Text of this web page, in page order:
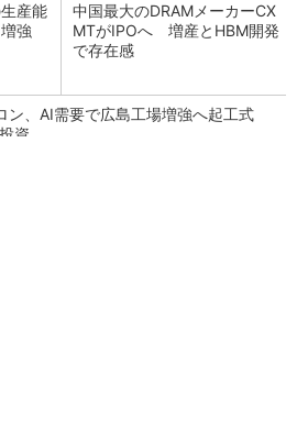
産能
強
中国最大のDRAMメーカーCX
MTがIPOへ 増産とHBM開発
で存在感
ン、AI需要で広島工場増強へ起工式
資